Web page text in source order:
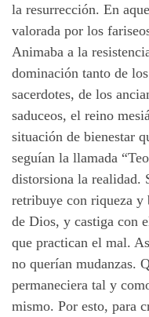
la resurrección. En
valorada por los
Animaba a la
dominación tanto de
sacerdotes, de los
saduceos, el reino
situación de bienestar
seguían la llamada
distorsiona la realidad.
retribuye con riqueza y
de Dios, y castiga con
que practican el mal.
no querían mudanzas.
permaneciera tal y
mismo. Por esto, para